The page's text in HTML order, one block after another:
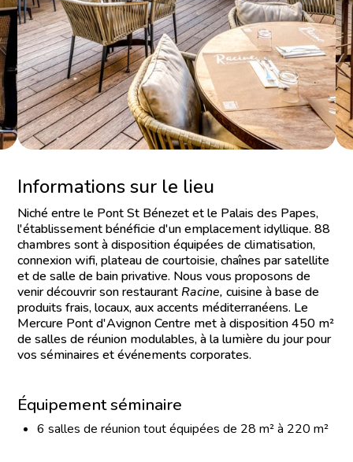
Informations sur le lieu
Niché entre le Pont St Bénezet et le Palais des Papes,
l'établissement bénéficie d'un emplacement idyllique. 88
chambres sont à disposition équipées de climatisation,
connexion wifi, plateau de courtoisie, chaînes par satellite
et de salle de bain privative. Nous vous proposons de
venir découvrir son restaurant Racine,cuisine à base de
produits frais, locaux, aux accents méditerranéens. Le
Mercure Pont d'Avignon Centre met à disposition 450 m²
de salles de réunion modulables, à la lumière du jour pour
vos séminaires et événements corporates.
Équipement séminaire
6 salles de réunion tout équipées de 28 m² à 220 m²